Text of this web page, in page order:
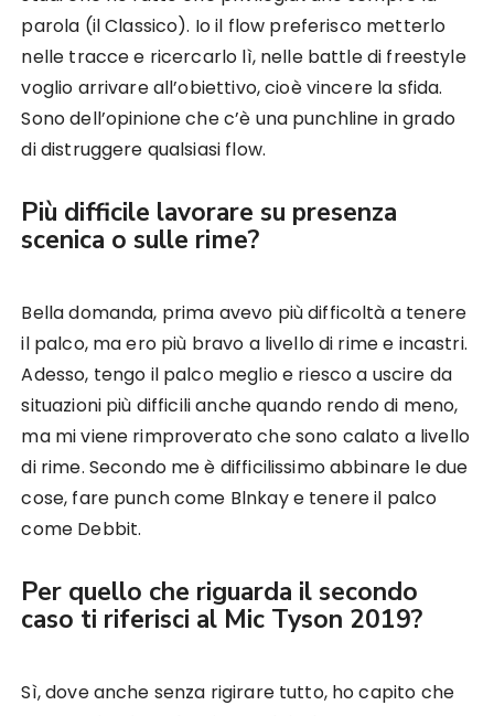
parola (il Classico). Io il flow preferisco metterlo
nelle tracce e ricercarlo lì, nelle battle di freestyle
voglio arrivare all’obiettivo, cioè vincere la sfida.
Sono dell’opinione che c’è una punchline in grado
di distruggere qualsiasi flow.
Più difficile lavorare su presenza
scenica o sulle rime?
Bella domanda, prima avevo più difficoltà a tenere
il palco, ma ero più bravo a livello di rime e incastri.
Adesso, tengo il palco meglio e riesco a uscire da
situazioni più difficili anche quando rendo di meno,
ma mi viene rimproverato che sono calato a livello
di rime. Secondo me è difficilissimo abbinare le due
cose, fare punch come Blnkay e tenere il palco
come Debbit.
Per quello che riguarda il secondo
caso ti riferisci al Mic Tyson 2019?
Sì, dove anche senza rigirare tutto, ho capito che